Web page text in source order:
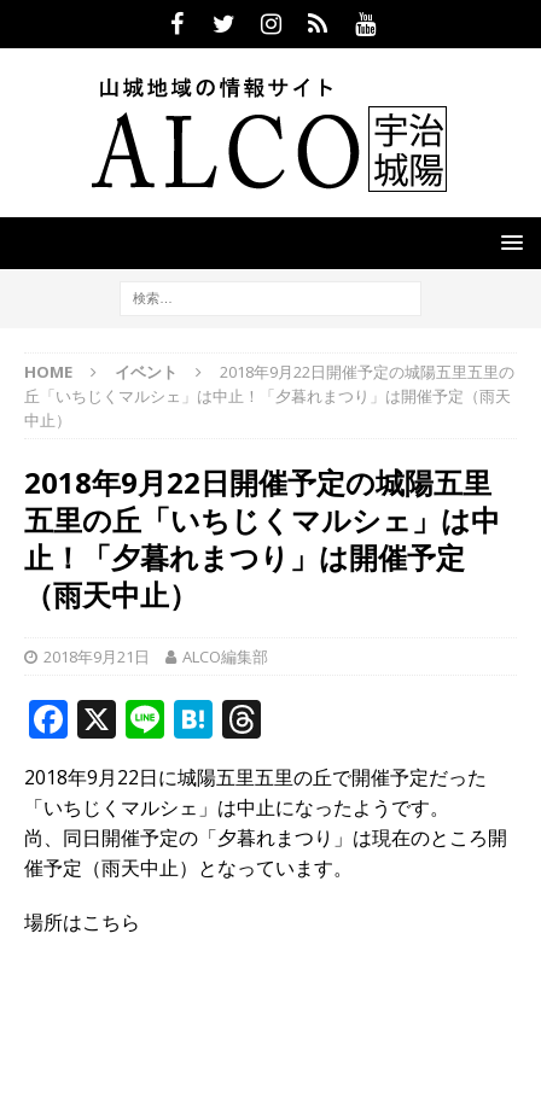
HOME イベント
2018年9月22日開催予定の城陽五里五里の
丘「いちじくマルシェ」は中止！「夕暮れまつり」は開催予定（雨天
中止）
2018年9月22日開催予定の城陽五里
五里の丘「いちじくマルシェ」は中
止！「夕暮れまつり」は開催予定
（雨天中止）
2018年9月21日 ALCO編集部
F
a
c
e
b
o
o
X Li
n
e
H
at
e
n
a
h
r
e
a
2018年9月22日に城陽五里五里の丘で開催予定だった
「いちじくマルシェ」は中止になったようです。
尚、同日開催予定の「夕暮れまつり」は現在のところ開
催予定（雨天中止）となっています。
場所はこちら